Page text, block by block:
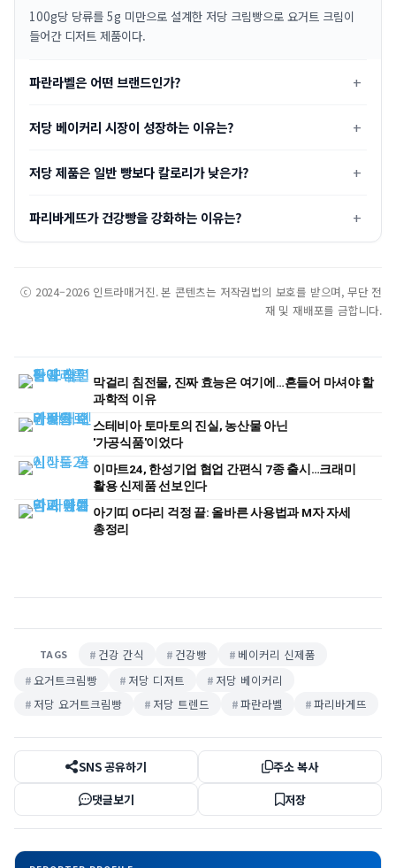
100g당 당류를 5g 미만으로 설계한 저당 크림빵으로 요거트 크림이
들어간 디저트 제품이다.
파란라벨은 어떤 브랜드인가?
저당 베이커리 시장이 성장하는 이유는?
저당 제품은 일반 빵보다 칼로리가 낮은가?
파리바게뜨가 건강빵을 강화하는 이유는?
ⓒ 2024–2026 인트라매거진. 본 콘텐츠는 저작권법의 보호를 받으며, 무단 전
재 및 재배포를 금합니다.
막걸리 침전물, 진짜 효능은 여기에…흔들어 마셔야 할
과학적 이유
스테비아 토마토의 진실, 농산물 아닌
'가공식품'이었다
이마트24, 한성기업 협업 간편식 7종 출시…크래미
활용 신제품 선보인다
아기띠 O다리 걱정 끝: 올바른 사용법과 M자 자세
총정리
TAGS 건강 간식 건강빵
베이커리 신제품
요거트크림빵
저당 디저트
저당 베이커리
저당 요거트크림빵
저당 트렌드 파란라벨 파리바게뜨
SNS 공유하기
주소 복사
댓글보기
저장